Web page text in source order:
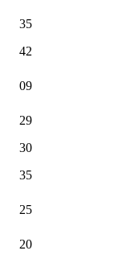
35
42
09
29
30
35
25
20